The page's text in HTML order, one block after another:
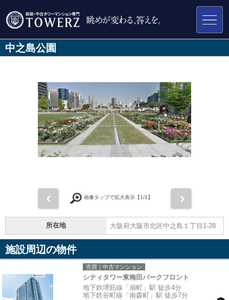
中之島公園
画像タップで拡大表示【1/1】
所在地 大阪府大阪市北区中之島１丁目1-28
施設周辺の物件
売買｜中古マンション
シティタワー東梅田パークフロント
地下鉄堺筋線「扇町」駅 徒歩4分
地下鉄谷町線「南森町」駅 徒歩7分